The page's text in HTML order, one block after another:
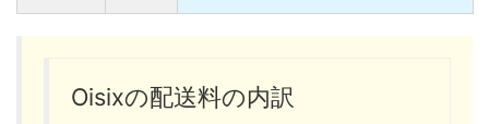
Oisixの配送料の内訳